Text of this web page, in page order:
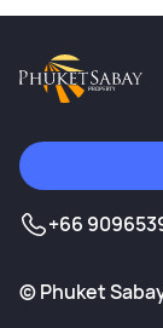
97.0 м²
2 bedroom
85.0 м²
+66
©Phuket